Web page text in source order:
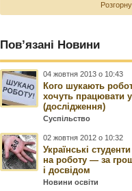
Пов’язані Новини
04 жовтня 2013 о 10:43
Кого шукають
хочуть працювати
(дослідження)
Суспільство
02 жовтня 2012 о 10:32
Українські
на роботу — за
і досвідом
Новини освіти